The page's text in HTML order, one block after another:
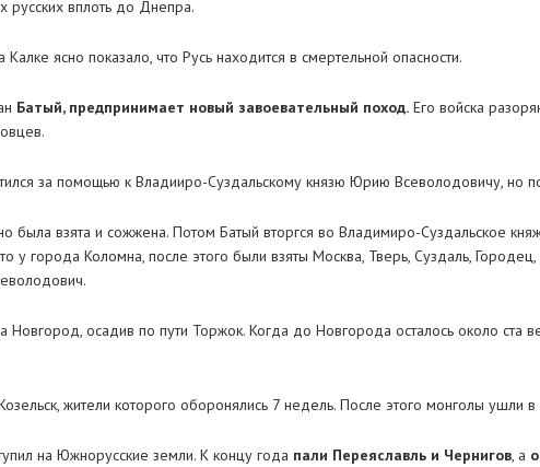
русских вплоть до Днепра.
ясно показало, что Русь находится в смертельной опасности.
Батый, предпринимает новый завоевательный поход.Его войска
за помощью к Владииро-Суздальскому князю Юрию Всеволодовичу, но
была взята и сожжена. Потом Батый вторгся во Владимиро-Суздальское
у города Коломна, после этого были взяты Москва, Тверь, Суздаль,
Новгород, осадив по пути Торжок. Когда до Новгорода осталось около ста
жители которого оборонялись 7 недель. После этого монголы ушли в
на Южнорусские земли. К концу года пали Переяславль и Чернигов, а